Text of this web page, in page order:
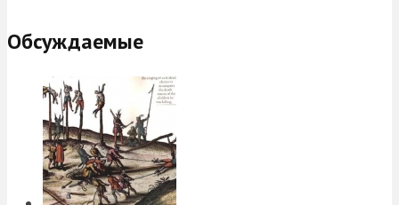
Обсуждаемые